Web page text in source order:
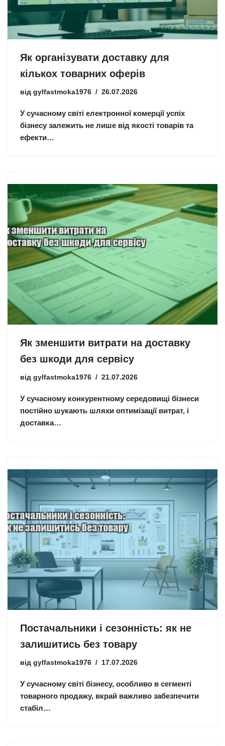
Як організувати доставку для
кількох товарних оферів
від gylfastmoka1976 26.07.2026
У сучасному світі електронної комерції успіх
бізнесу залежить не лише від якості товарів та
ефекти…
Як зменшити витрати на доставку
без шкоди для сервісу
від gylfastmoka1976 21.07.2026
У сучасному конкурентному середовищі бізнеси
постійно шукають шляхи оптимізації витрат, і
доставка…
Постачальники і сезонність: як не
залишитись без товару
від gylfastmoka1976 17.07.2026
У сучасному світі бізнесу, особливо в сегменті
товарного продажу, вкрай важливо забезпечити
стабіл…